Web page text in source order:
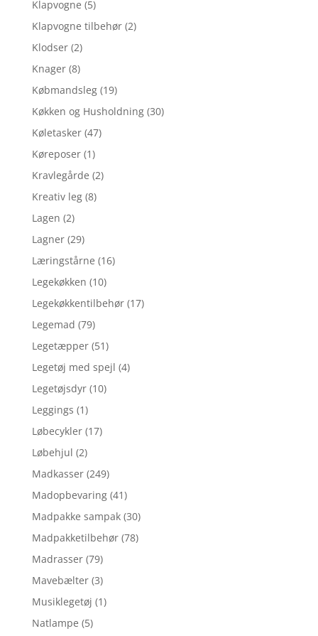
Klapvogne (5)
Klapvogne tilbehør (2)
Klodser (2)
Knager (8)
Købmandsleg (19)
Køkken og Husholdning (30)
Køletasker (47)
Køreposer (1)
Kravlegårde (2)
Kreativ leg (8)
Lagen (2)
Lagner (29)
Læringstårne (16)
Legekøkken (10)
Legekøkkentilbehør (17)
Legemad (79)
Legetæpper (51)
Legetøj med spejl (4)
Legetøjsdyr (10)
Leggings (1)
Løbecykler (17)
Løbehjul (2)
Madkasser (249)
Madopbevaring (41)
Madpakke sampak (30)
Madpakketilbehør (78)
Madrasser (79)
Mavebælter (3)
Musiklegetøj (1)
Natlampe (5)